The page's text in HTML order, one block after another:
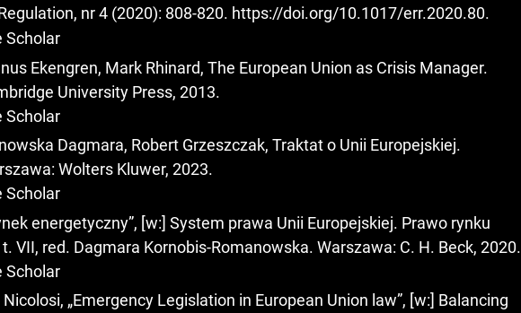
nr 4 (2020): 808-820. https://doi.org/10.1017/err.2020.80.
Scholar
Ekengren, Mark Rhinard, The European Union as Crisis Manager.
University Press, 2013.
Scholar
Dagmara, Robert Grzeszczak, Traktat o Unii Europejskiej.
Wolters Kluwer, 2023.
Scholar
energetyczny”, [w:] System prawa Unii Europejskiej. Prawo rynku
VII, red. Dagmara Kornobis-Romanowska. Warszawa: C. H. Beck, 2020.
Scholar
„Emergency Legislation in European Union law”, [w:] Balancing